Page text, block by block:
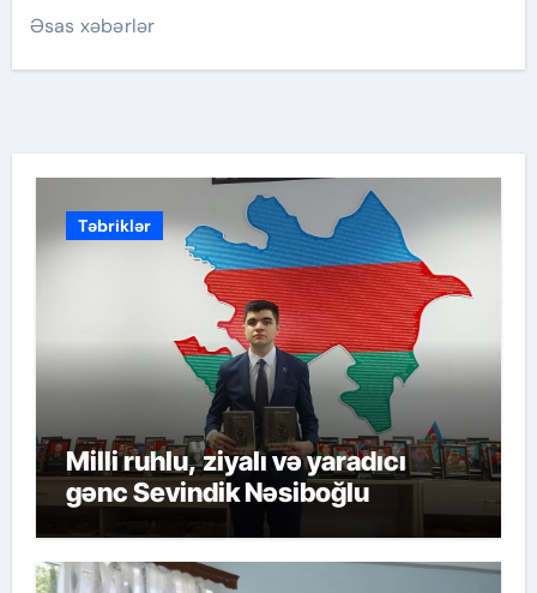
Əsas xəbərlər
Təbriklər
Milli ruhlu, ziyalı və yaradıcı
gənc Sevindik Nəsiboğlu